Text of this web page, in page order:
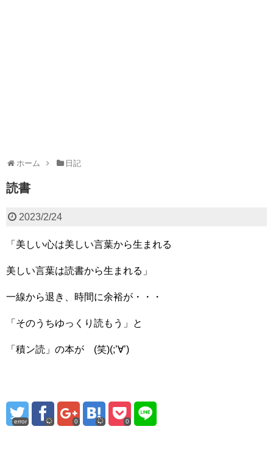
ホーム 日記
読書
2023/2/24
「美しい心は美しい言葉から生まれる
美しい言葉は読書から生まれる」
一線から退き、時間に余裕が・・・
「そのうちゆっくり読もう」と
「積ン読」の本が (笑)(;’∀’)
error 0 0